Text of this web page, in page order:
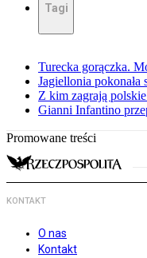
Tagi
Turecka gorączka.
Jagiellonia
Z kim zagrają
Gianni Infantino
Promowane treści
KONTAKT
O nas
Kontakt